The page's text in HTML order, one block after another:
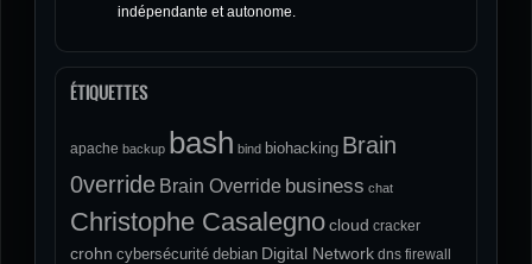
indépendante et autonome.
ÉTIQUETTES
apache backup bash bind biohacking Brain
0verride Brain Override business chat
Christophe Casalegnocloud cracker
crohn cybersécurité debian Digital Network dns firewall